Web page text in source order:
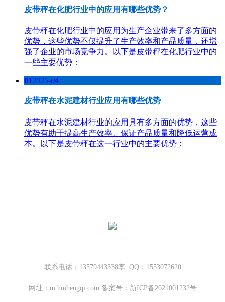
皮带秤在化肥行业中的应用有哪些优势？
皮带秤在化肥行业中的应用为生产企业带来了多方面的
优势，这些优势不仅提升了生产效率和产品质量，还增
强了企业的市场竞争力。以下是皮带秤在化肥行业中的
一些主要优势：
012025-04
皮带秤在水泥建材行业应用有哪些优势
皮带秤在水泥建材行业的应用具有多方面的优势，这些
优势有助于提高生产效率、保证产品质量和降低运营成
本。以下是皮带秤在这一行业中的主要优势：
联系电话：13579443338李 QQ：1553072620
网址： m. hmhengqi.com 备案号： 新ICP备2021001232号